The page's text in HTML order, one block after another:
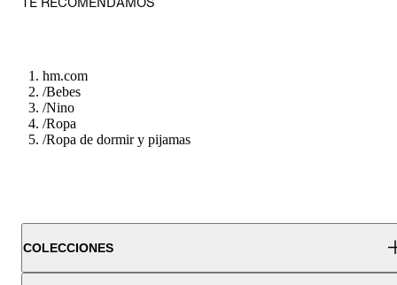
hm.com
/Bebes
/Nino
/Ropa
/Ropa de dormir y pijamas
COLECCIONES